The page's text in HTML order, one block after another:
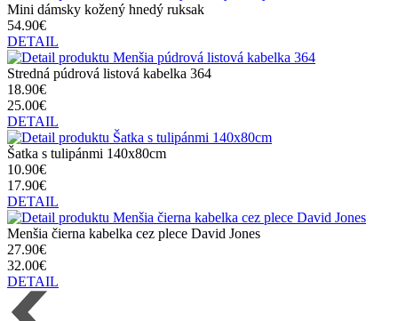
Mini dámsky kožený hnedý ruksak
54.90€
DETAIL
Stredná púdrová listová kabelka 364
18.90€
25.00€
DETAIL
Šatka s tulipánmi 140x80cm
10.90€
17.90€
DETAIL
Menšia čierna kabelka cez plece David Jones
27.90€
32.00€
DETAIL